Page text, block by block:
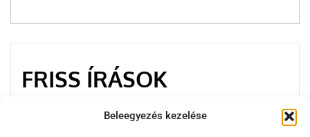
Beleegyezés kezelése
FRISS ÍRÁSOK
Mit tud a 4 hetes baba?